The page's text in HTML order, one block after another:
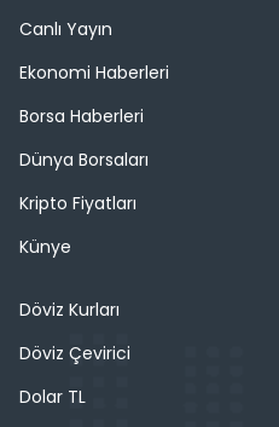
Canlı Yayın
Ekonomi Haberleri
Borsa Haberleri
Dünya Borsaları
Kripto Fiyatları
Künye
Döviz Kurları
Döviz Çevirici
Dolar TL